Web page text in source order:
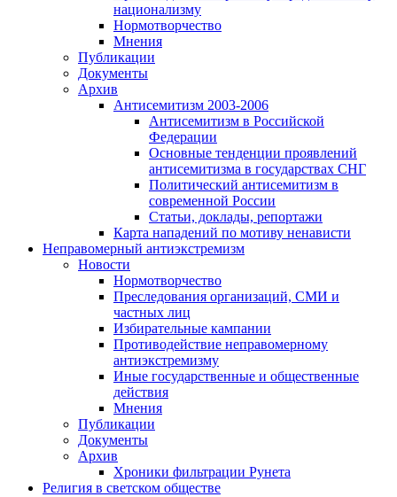
национализму
Нормотворчество
Мнения
Публикации
Документы
Архив
Антисемитизм 2003-2006
Антисемитизм в Российской
Федерации
Основные тенденции проявлений
антисемитизма в государствах СНГ
Политический антисемитизм в
современной России
Статьи, доклады, репортажи
Карта нападений по мотиву ненависти
Неправомерный антиэкстремизм
Новости
Нормотворчество
Преследования организаций, СМИ и
частных лиц
Избирательные кампании
Противодействие неправомерному
антиэкстремизму
Иные государственные и общественные
действия
Мнения
Публикации
Документы
Архив
Хроники фильтрации Рунета
Религия в светском обществе